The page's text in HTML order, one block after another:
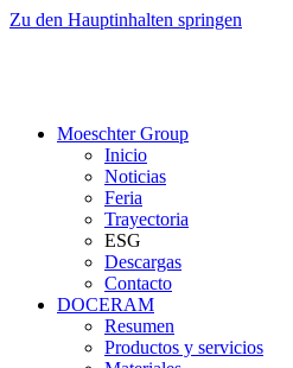
Zu den Hauptinhalten springen
Moeschter Group
Inicio
Noticias
Feria
Trayectoria
ESG
Descargas
Contacto
DOCERAM
Resumen
Productos y servicios